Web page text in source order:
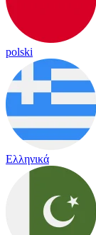
polski
Ελληνικά